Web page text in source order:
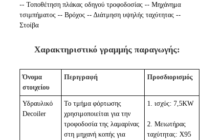
-- Τοποθέτηση πλάκας οδηγού τροφοδοσίας -- Μηχάνημα
τσιμπήματος -- Βρόχος -- Διάτμηση υψηλής ταχύτητας --
Στοίβα
Χαρακτηριστικό γραμμής παραγωγής:
Όνομα
στοιχείου
Περιγραφή Προσδιορισμός
Υδραυλικό
Decoiler
Το τμήμα φόρτωσης
χρησιμοποιείται για την
τροφοδοσία της λαμαρίνας
στη μηχανή κοπής για
1. ισχύς: 7,5KW
2. Μειωτήρας
ταχύτητας: X95